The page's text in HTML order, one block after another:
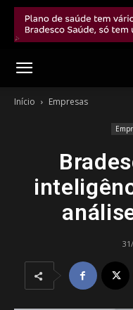
Início Empresas